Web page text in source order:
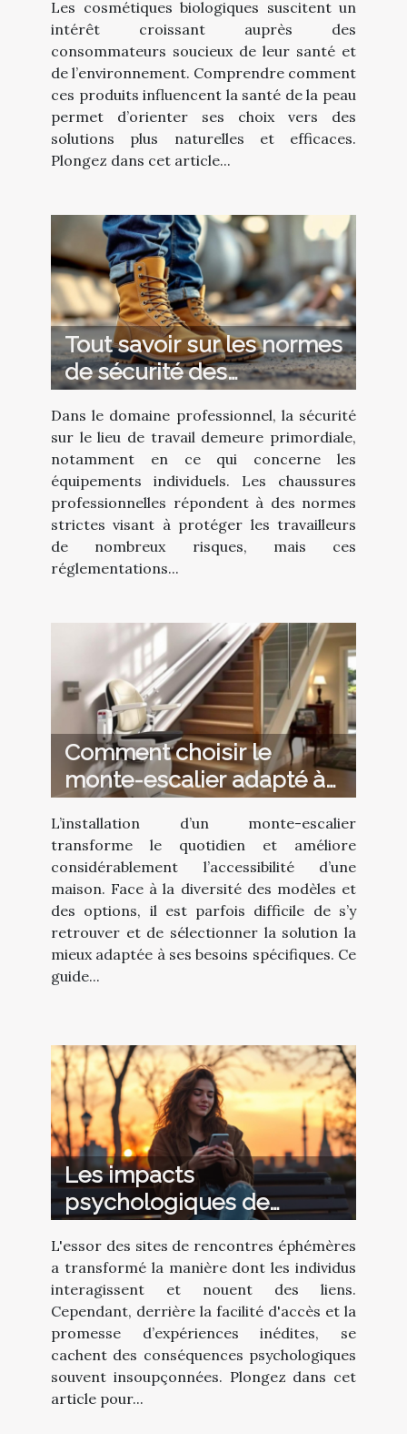
Les cosmétiques biologiques suscitent un
intérêt croissant auprès des
consommateurs soucieux de leur santé et
de l’environnement. Comprendre comment
ces produits influencent la santé de la peau
permet d’orienter ses choix vers des
solutions plus naturelles et efficaces.
Plongez dans cet article...
Tout savoir sur les normes
de sécurité des
chaussures
professionnelles.
Dans le domaine professionnel, la sécurité
sur le lieu de travail demeure primordiale,
notamment en ce qui concerne les
équipements individuels. Les chaussures
professionnelles répondent à des normes
strictes visant à protéger les travailleurs
de nombreux risques, mais ces
réglementations...
Comment choisir le
monte-escalier adapté à
vos besoins ?
L’installation d’un monte-escalier
transforme le quotidien et améliore
considérablement l’accessibilité d’une
maison. Face à la diversité des modèles et
des options, il est parfois difficile de s’y
retrouver et de sélectionner la solution la
mieux adaptée à ses besoins spécifiques. Ce
guide...
Les impacts
psychologiques de
l'utilisation des sites de
rencontres éphémères
L'essor des sites de rencontres éphémères
a transformé la manière dont les individus
interagissent et nouent des liens.
Cependant, derrière la facilité d'accès et la
promesse d’expériences inédites, se
cachent des conséquences psychologiques
souvent insoupçonnées. Plongez dans cet
article pour...